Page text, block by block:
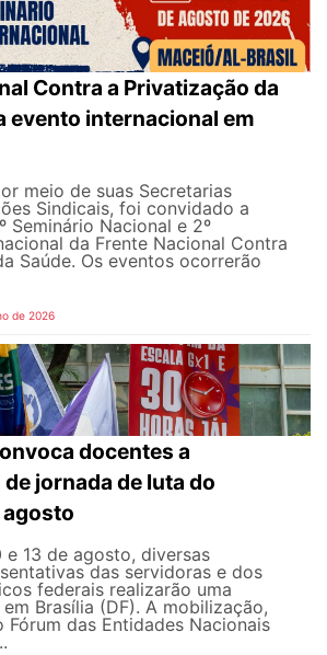
Contra a Privatização da
evento internacional em
meio de suas Secretarias
Sindicais, foi convidado a
Seminário Nacional e 2º
da Frente Nacional Contra
Saúde. Os eventos ocorrerão
de 2026
docentes a
jornada de luta do
agosto
e 13 de agosto, diversas
das servidoras e dos
federais realizarão uma
Brasília (DF). A mobilização,
Fórum das Entidades Nacionais